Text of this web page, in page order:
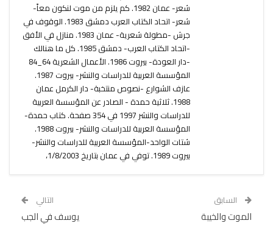
شعر- عمان 1982. كم يلزم من موت لنكون معاً-
شعر- اتحاد الكتاب العرب دمشق 1983. الوقوف في
جرش -مطولة شعرية- عمان 1983. منازل في الأفق
-اتحاد الكتاب العرب- دمشق 1985. كل ما هنالك
-دار العودة- بيروت 1986. الأعمال الشعرية 64_84
المؤسسة العربية للدراسات والنشر- بيروت 1987.
عازف الشوارع -نصوص منتخبة- دار الكرمل عمان
1988. ثلاثية حمدة - الصادر عن المؤسسة العربية
للدراسات والنشر 1997 في 354 صفحة. كتاب حمدة-
المؤسسة العربية للدراسات والنشر- بيروت 1988.
شتات الواحد-المؤسسة العربية للدراسات والنشر-
بيروت 1989. توفي في عمان بتاريخ 1/8/2003،
السابق
الموت والخيبة
التالي
يوسف في الجب